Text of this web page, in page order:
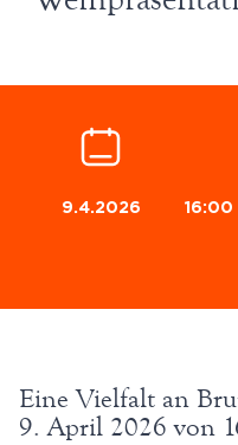
9.4.2026
Eine Vielfalt an
9. April 2026 von